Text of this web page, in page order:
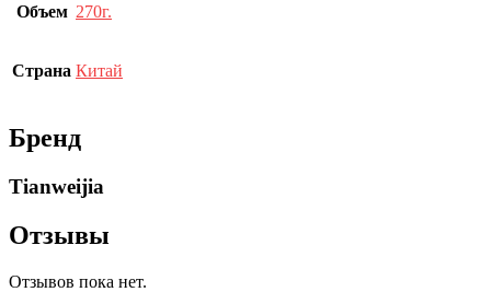
Объем 270г.
Страна Китай
Бренд
Tianweijia
Отзывы
Отзывов пока нет.